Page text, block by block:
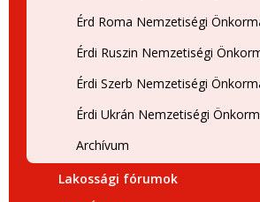
Érd Roma Nemzetiségi
Érdi Ruszin Nemzetiségi
Érdi Szerb Nemzetiségi
Érdi Ukrán Nemzetiségi
Archívum
Lakossági fórumok